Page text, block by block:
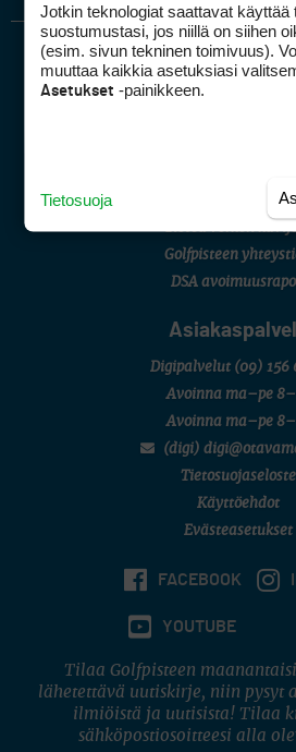
Mediahinnasto
Golfpisteen
DSA
Digipalvelut (09) 156
Avoinna ma–pe
Avoinna ma–pe
(digi)
Tietosuojaseloste
Käyttöehdot
Evästeasetukset
FACEBOOK
YOUTUBE
Tilaa Golfpisteen
lähetettävä uutiskirje, niin pysyt
ilmiöistä ja uutisista! Tilaa
sähköpostiosoitteesi alla
Jotkin teknologiat saattavat
suostumustasi, jos niillä on siihen
(esim. sivun tekninen toimivuus).
muuttaa kaikkia asetuksiasi
Asetukset -painikkeen.
Tietosuoja